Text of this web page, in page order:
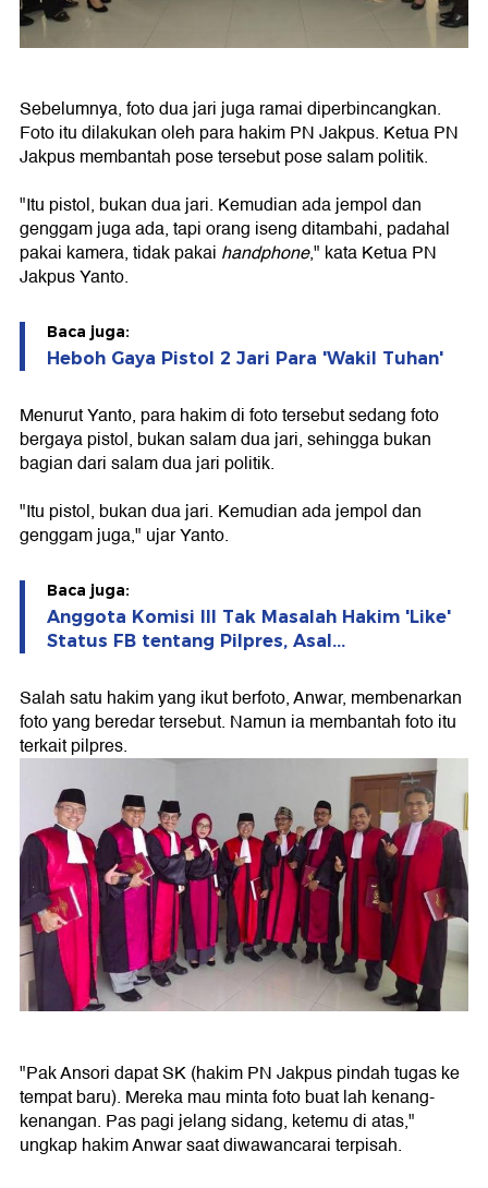
Sebelumnya, foto dua jari juga ramai diperbincangkan.
Foto itu dilakukan oleh para hakim PN Jakpus. Ketua PN
Jakpus membantah pose tersebut pose salam politik.
"Itu pistol, bukan dua jari. Kemudian ada jempol dan
genggam juga ada, tapi orang iseng ditambahi, padahal
pakai kamera, tidak pakai handphone," kata Ketua PN
Jakpus Yanto.
Baca juga:
Heboh Gaya Pistol 2 Jari Para 'Wakil Tuhan'
Menurut Yanto, para hakim di foto tersebut sedang foto
bergaya pistol, bukan salam dua jari, sehingga bukan
bagian dari salam dua jari politik.
"Itu pistol, bukan dua jari. Kemudian ada jempol dan
genggam juga," ujar Yanto.
Baca juga:
Anggota Komisi III Tak Masalah Hakim 'Like'
Status FB tentang Pilpres, Asal...
Salah satu hakim yang ikut berfoto, Anwar, membenarkan
foto yang beredar tersebut. Namun ia membantah foto itu
terkait pilpres.
"Pak Ansori dapat SK (hakim PN Jakpus pindah tugas ke
tempat baru). Mereka mau minta foto buat lah kenang-
kenangan. Pas pagi jelang sidang, ketemu di atas,"
ungkap hakim Anwar saat diwawancarai terpisah.